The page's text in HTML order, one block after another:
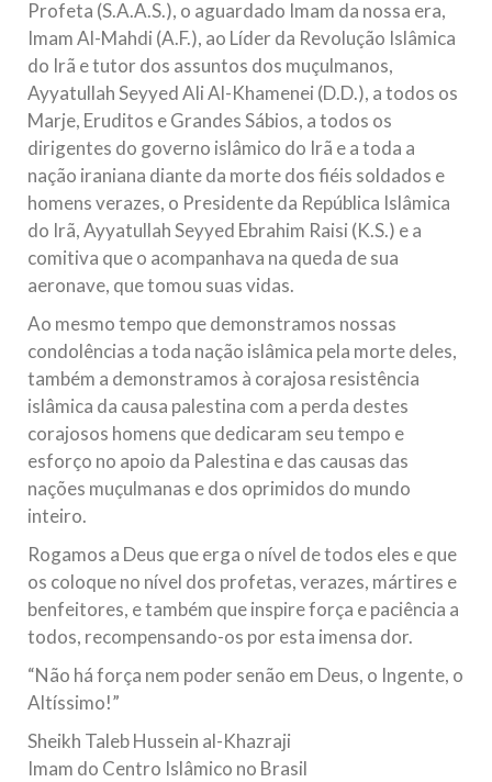
Profeta (S.A.A.S.), o aguardado Imam da nossa era,
Imam Al-Mahdi (A.F.), ao Líder da Revolução Islâmica
do Irã e tutor dos assuntos dos muçulmanos,
Ayyatullah Seyyed Ali Al-Khamenei (D.D.), a todos os
Marje, Eruditos e Grandes Sábios, a todos os
dirigentes do governo islâmico do Irã e a toda a
nação iraniana diante da morte dos fiéis soldados e
homens verazes, o Presidente da República Islâmica
do Irã, Ayyatullah Seyyed Ebrahim Raisi (K.S.) e a
comitiva que o acompanhava na queda de sua
aeronave, que tomou suas vidas.
Ao mesmo tempo que demonstramos nossas
condolências a toda nação islâmica pela morte deles,
também a demonstramos à corajosa resistência
islâmica da causa palestina com a perda destes
corajosos homens que dedicaram seu tempo e
esforço no apoio da Palestina e das causas das
nações muçulmanas e dos oprimidos do mundo
inteiro.
Rogamos a Deus que erga o nível de todos eles e que
os coloque no nível dos profetas, verazes, mártires e
benfeitores, e também que inspire força e paciência a
todos, recompensando-os por esta imensa dor.
“Não há força nem poder senão em Deus, o Ingente, o
Altíssimo!”
Sheikh Taleb Hussein al-Khazraji
Imam do Centro Islâmico no Brasil